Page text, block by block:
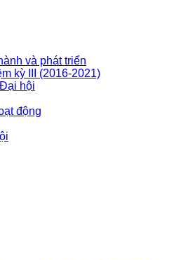
và phát triển
kỳ III (2016-2021)
hội
động